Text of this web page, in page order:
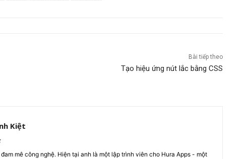
Bài tiếp theo
Tạo hiệu ứng nút lắc bằng CSS
Kiệt
mê công nghệ. Hiện tại anh là một lập trình viên cho Hura Apps - một